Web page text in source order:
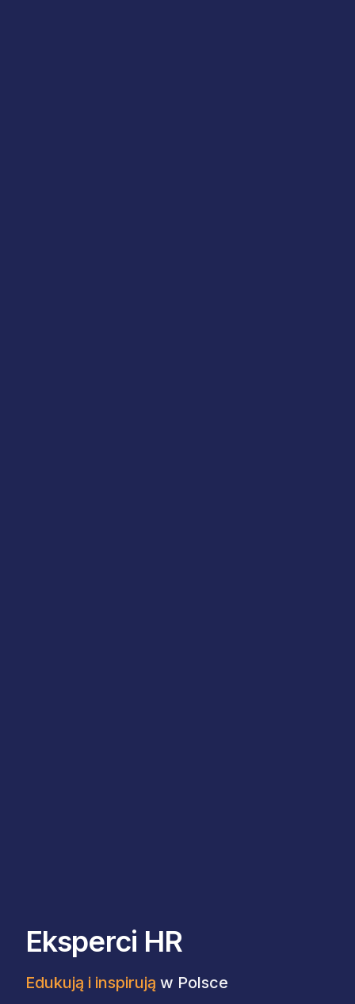
Eksperci HR
Edukują i inspirują w Polsce